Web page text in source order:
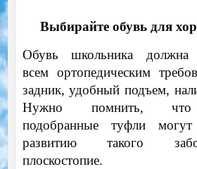
Выбирайте обувь для
Обувь школьника должна
всем ортопедическим
задник, удобный подъем,
Нужно помнить, что
подобранные туфли могут
развитию такого
плоскостопие.